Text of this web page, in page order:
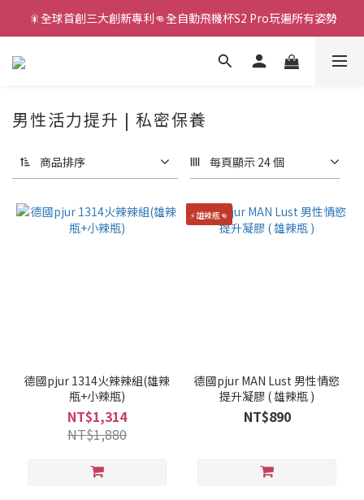
新款智能炮機👍小奶狗🩷小飛象💜
🎇全球首創三大創新專利👊全自動飛機杯S2 Pro玩遍所有姿勢
新款智能炮機👍小奶狗🩷小飛象💜
男性活力提升 | 私密保養
商品排序 每頁顯示 24 個
德國pjur 1314火辣辣組(雄辣
瓶+小辣瓶)
NT$1,314
NT$1,880
⚡雄辣瓶👊
德國pjur MAN Lust 男性情慾
提升凝膠 ( 雄辣瓶 )
NT$890